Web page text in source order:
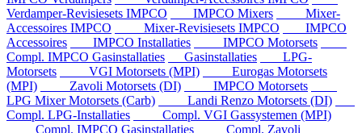
Verdamper-Revisiesets IMPCO
IMPCO Mixers
Mixer-
Accessoires IMPCO
Mixer-Revisiesets IMPCO
IMPCO
Accessoires
IMPCO Installaties
IMPCO Motorsets
Compl. IMPCO Gasinstallaties
Gasinstallaties
LPG-
Motorsets
VGI Motorsets (MPI)
Eurogas Motorsets
(MPI)
Zavoli Motorsets (DI)
IMPCO Motorsets
LPG Mixer Motorsets (Carb)
Landi Renzo Motorsets (DI)
Compl. LPG-Installaties
Compl. VGI Gassystemen (MPI)
Compl. IMPCO Gasinstallaties
Compl. Zavoli